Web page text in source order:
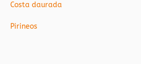
Costa daurada
Pirineos